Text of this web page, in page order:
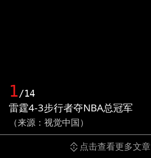
1/14
雷霆4-3步行者夺NBA总冠军
（来源：视觉中国）
点击查看更多文章